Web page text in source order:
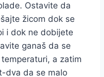
Ostavite da
žicom dok se
i dok ne dobijete
ganaš da se
a zatim
dva da se malo